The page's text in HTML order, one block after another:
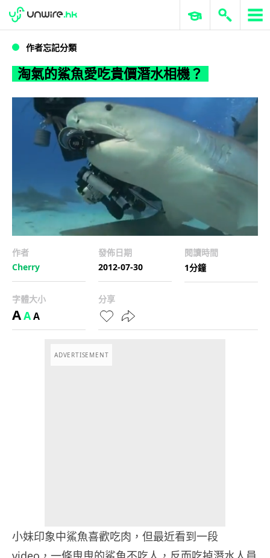
淘氣的鯊魚愛吃貴價潛水相機？
WWDC 2026 ERP 與商業 AI
作者忘記分類
淘氣的鯊魚愛吃貴價潛水相機？
作者
Cherry
發佈日期
2012-07-30
閱讀時間
1分鐘
字體大小
AAA
分享
ADVERTISEMENT
小妹印象中鯊魚喜歡吃肉，但最近看到一段